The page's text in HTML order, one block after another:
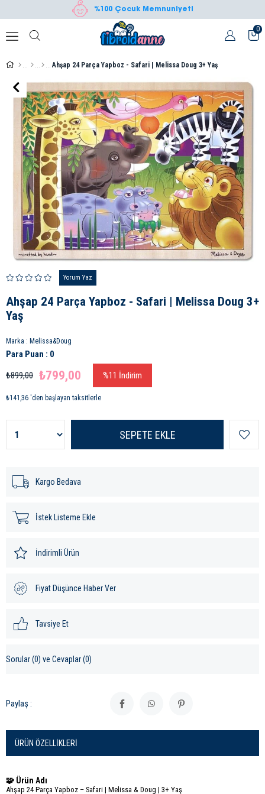
%100 Çocuk Memnuniyeti
0
Ahşap 24 Parça Yapboz - Safari | Melissa Doug 3+ Yaş
Yorum Yaz
Ahşap 24 Parça Yapboz - Safari | Melissa Doug 3+
Yaş
Marka : Melissa&Doug
Para Puan : 0
₺899,00 ₺799,00 %11 İndirim
₺141,36 'den başlayan taksitlerle
Kargo Bedava
İstek Listeme Ekle
İndirimli Ürün
Fiyat Düşünce Haber Ver
Tavsiye Et
Sorular (0) ve Cevaplar (0)
Paylaş :
ÜRÜN ÖZELLIKLERI
🧩 Ürün Adı
Ahşap 24 Parça Yapboz – Safari | Melissa & Doug | 3+ Yaş